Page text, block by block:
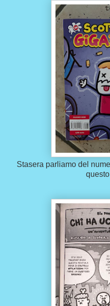
Stasera parliamo del